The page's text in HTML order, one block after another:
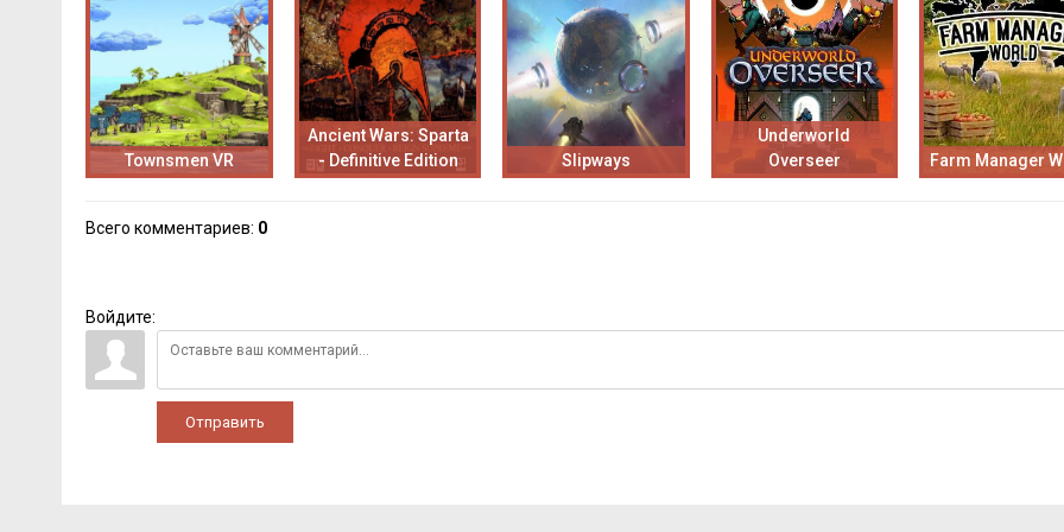
Townsmen VR
Ancient Wars: Sparta
- Definitive Edition
Slipways
Underworld
Overseer
Farm Manager
Всего комментариев: 0
Войдите:
Отправить